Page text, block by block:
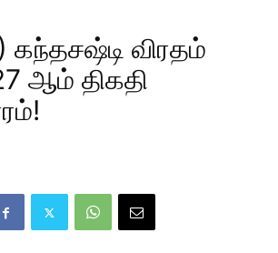
விரதம்
ஆம் திகதி